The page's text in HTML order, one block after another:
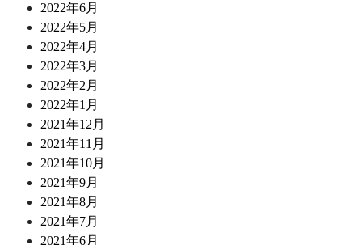
2022年6月
2022年5月
2022年4月
2022年3月
2022年2月
2022年1月
2021年12月
2021年11月
2021年10月
2021年9月
2021年8月
2021年7月
2021年6月